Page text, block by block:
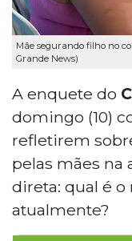
Mãe segurando filho no
Grande News)
A enquete do
domingo (10)
refletirem
pelas mães na
direta: qual é o
atualmente?